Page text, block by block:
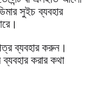
সুইচ ব্যবহার
ব্যবহার করুন।
করার কথা